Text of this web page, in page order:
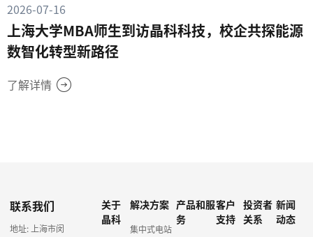
2026-07-16
上海大学MBA师生到访晶科科技，校企共探能源
数智化转型新路径
了解详情
联系我们
地址: 上海市闵
关于
晶科
解决方案
集中式电站
产品和服
务
客户
支持
投资者
关系
新闻
动态